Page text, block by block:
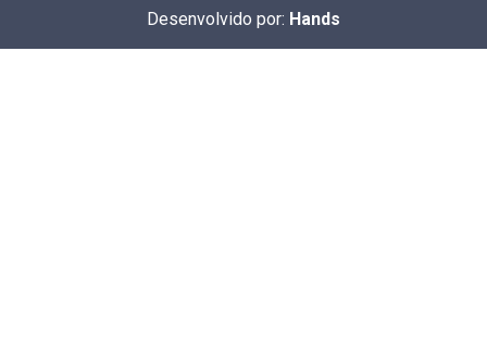
Desenvolvido por: Hands